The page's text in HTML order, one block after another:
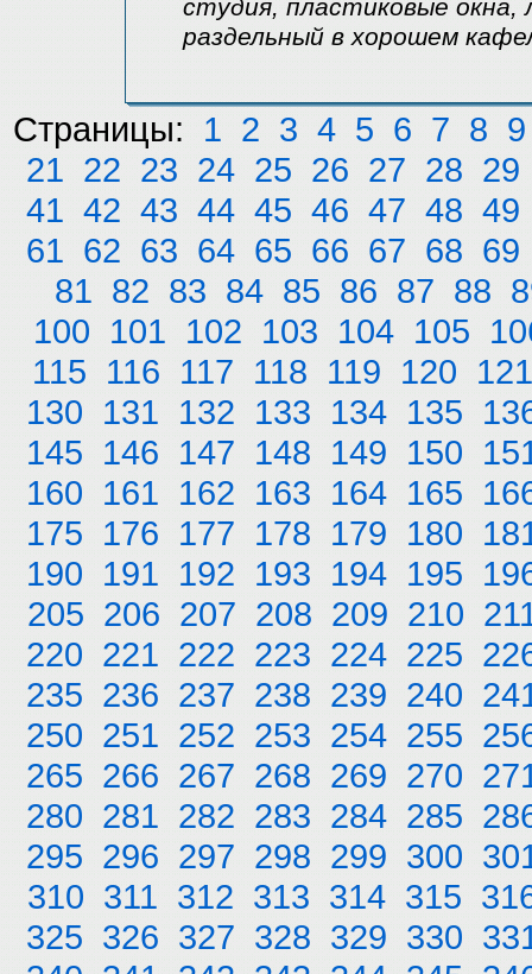
студия, пластиковые окна,
раздельный в хорошем
Страницы: 1 2 3 4 5 6 7 8 9
21 22 23 24 25 26 27 28 29
41 42 43 44 45 46 47 48 49
61 62 63 64 65 66 67 68 69
81 82 83 84 85 86 87 88
100 101 102 103 104 105
115 116 117 118 119 120 121
130 131 132 133 134 135
145 146 147 148 149 150
160 161 162 163 164 165
175 176 177 178 179 180
190 191 192 193 194 195
205 206 207 208 209 210
220 221 222 223 224 225
235 236 237 238 239 240
250 251 252 253 254 255
265 266 267 268 269 270
280 281 282 283 284 285
295 296 297 298 299 300
310 311 312 313 314 315
325 326 327 328 329 330